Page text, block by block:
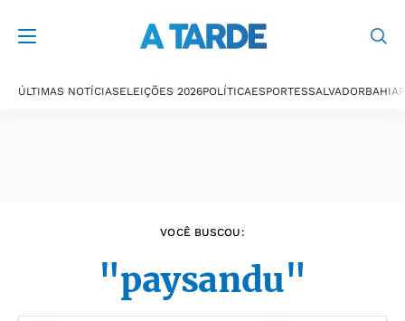
ÚLTIMAS NOTÍCIASELEIÇÕES 2026POLÍTICAESPORTESSALVADORBAHIA
VOCÊ BUSCOU:
"paysandu"